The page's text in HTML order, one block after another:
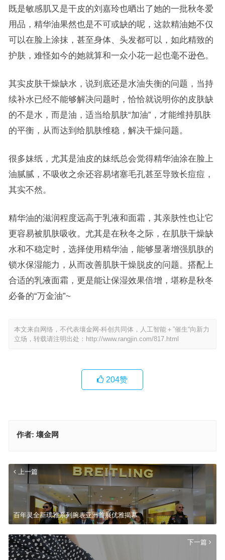
既是敏感肌又是干皮的刘嘉玲也晒出了她的一批秋冬爱
用品，精华油果然也是不可或缺的呢，这款精油她不仅
可以在脸上涂抹，甚至身体、头发都可以，如此精致的
护肤，难怪如今的她就算和一众小花一起也毫不逊色。
其实皮肤干燥缺水，说到底还是水油失衡的问题，当持
续补水已经不能够解决问题时，恰恰就说明你的皮肤缺
的不是水，而是油，适当给肌肤“加油”，才能维持肌肤
的平衡，从而达到给肌肤维稳，解决干燥问题。
很多妹纸，尤其是油皮的妹纸总会觉得精华油涂在脸上
油腻腻，不吸收之余还容易堵塞毛孔甚至导致长痘痘，
其实不然。
精华油的滋润程度远高于乳液和面霜，其亲肤性也让它
更容易被肌肤吸收。尤其是在秋冬之际，在肌肤干燥缺
水和不稳定时，选择使用精华油，能够显著增强肌肤的
锁水保湿能力，从而改善肌肤干燥脱皮的问题。搭配上
合适的乳液面霜，更是能让保湿效果倍增，堪称是秋冬
必备的“万金油”~
本文来自网络，不代表壤金网-科创共同体，人工智能＋”催生“向新力
立场，转载请注明出处： http://www.rangjin.com/817.html
204赞
作者: 壤金网
上一篇
百年灵全新璞雅系列腕表亚洲首展优雅揭幕
下一篇